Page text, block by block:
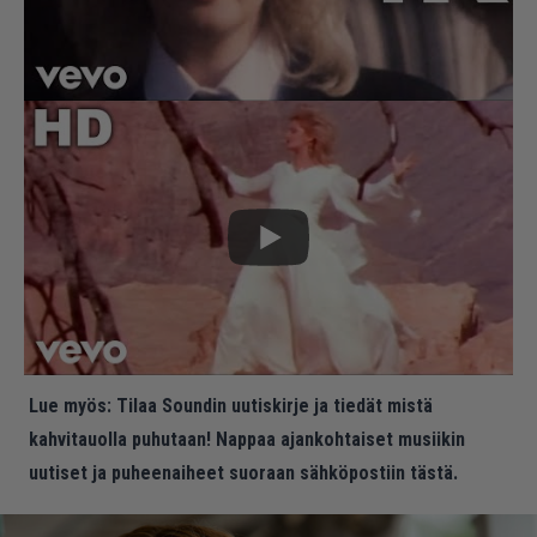
Lue myös: Tilaa Soundin uutiskirje ja tiedät mistä
kahvitauolla puhutaan! Nappaa ajankohtaiset musiikin
uutiset ja puheenaiheet suoraan sähköpostiin tästä.